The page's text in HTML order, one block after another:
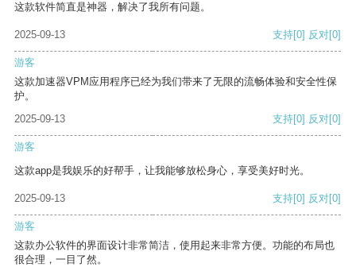
这款软件简直是神器，解决了我所有问题。
2025-09-13 支持[0] 反对[0]
游客
这款加速器VPM应用程序已经为我们带来了无限的流畅体验和安全性保
护。
2025-09-13
支持[0] 反对[0]
游客
这款app是我娱乐的好帮手，让我能够放松身心，享受美好时光。
2025-09-13 支持[0] 反对[0]
游客
这款办公软件的界面设计非常简洁，使用起来非常方便。功能的布局也
很合理，一目了然。